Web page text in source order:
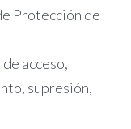
Protección de
acceso,
supresión,